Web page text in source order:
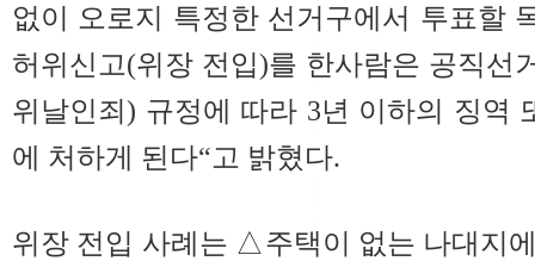
없이 오로지 특정한 선거구에서 투표할
허위신고(위장 전입)를 한사람은 공직선
위날인죄) 규정에 따라 3년 이하의 징역
에 처하게 된다“고 밝혔다.
위장 전입 사례는 △주택이 없는 나대지